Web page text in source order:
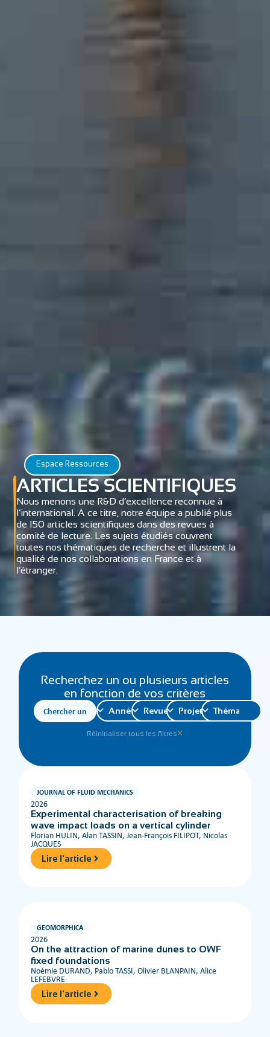
Espace Ressources
ARTICLES SCIENTIFIQUES
Nous menons une R&D d’excellence reconnue à
l’international. A ce titre, notre équipe a publié plus
de 150 articles scientifiques dans des revues à
comité de lecture. Les sujets étudiés couvrent
toutes nos thématiques de recherche et illustrent la
qualité de nos collaborations en France et à
l’étranger.
Recherchez un ou plusieurs articles
en fonction de vos critères
Réinitialiser tous les filtres
JOURNAL OF FLUID MECHANICS
2026
Experimental characterisation of breaking
wave impact loads on a vertical cylinder
Florian HULIN, Alan TASSIN, Jean-François FILIPOT, Nicolas
JACQUES
Lire l'article
GEOMORPHICA
2026
On the attraction of marine dunes to OWF
fixed foundations
Noémie DURAND, Pablo TASSI, Olivier BLANPAIN, Alice
LEFEBVRE
Lire l'article